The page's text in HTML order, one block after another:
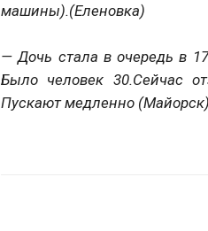
машины).(Еленовка)
— Дочь стала в очередь в
Было человек 30.Сейчас
Пускают медленно